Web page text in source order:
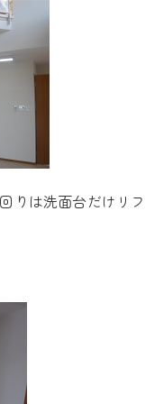
りは洗面台だけリ